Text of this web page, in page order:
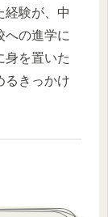
経験が、中
への進学に
身を置いた
るきっかけ